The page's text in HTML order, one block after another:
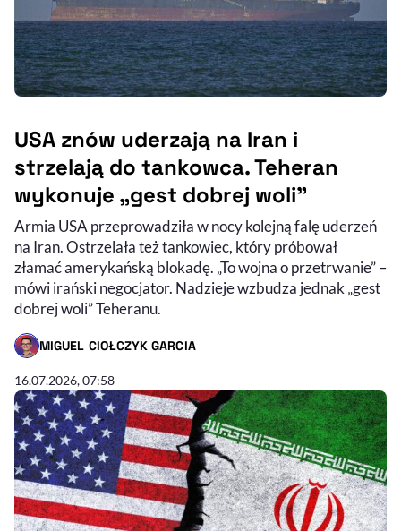
USA znów uderzają na Iran i
strzelają do tankowca. Teheran
wykonuje „gest dobrej woli”
Armia USA przeprowadziła w nocy kolejną falę uderzeń
na Iran. Ostrzelała też tankowiec, który próbował
złamać amerykańską blokadę. „To wojna o przetrwanie” –
mówi irański negocjator. Nadzieje wzbudza jednak „gest
dobrej woli” Teheranu.
MIGUEL CIOŁCZYK GARCIA
- AUTOR ARTYKUŁU - PROFIL
16.07.2026, 07:58